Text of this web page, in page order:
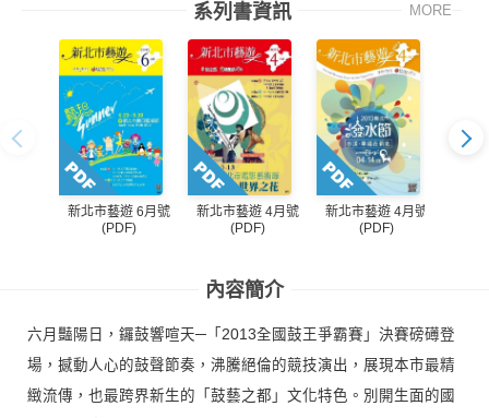
系列書資訊 MORE
新北市藝遊 6月號
(PDF)
新北市藝遊 4月號
(PDF)
新北市藝遊 4月號
(PDF)
內容簡介
六月豔陽日，鑼鼓響喧天─「2013全國鼓王爭霸賽」決賽磅礡登
場，撼動人心的鼓聲節奏，沸騰絕倫的競技演出，展現本市最精
緻流傳，也最跨界新生的「鼓藝之都」文化特色。別開生面的國